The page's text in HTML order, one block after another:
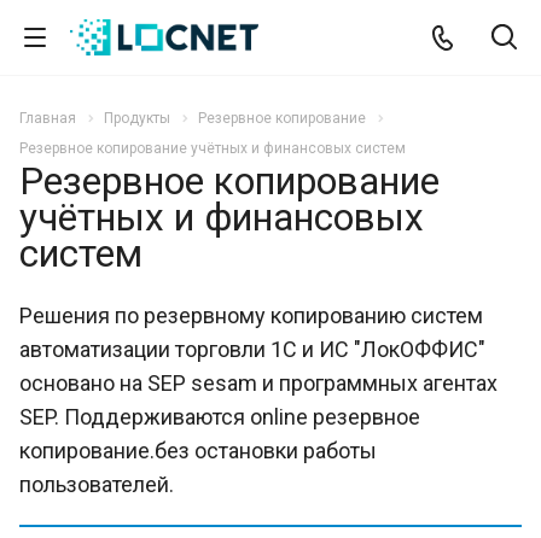
Главная Продукты
Резервное копирование
Резервное копирование учётных и финансовых систем
Резервное копирование
учётных и финансовых
систем
Решения по резервному копированию систем
автоматизации торговли 1С и ИС "ЛокОФФИС"
основано на SEP sesam и программных агентах
SEP. Поддерживаются online резервное
копирование.без остановки работы
пользователей.